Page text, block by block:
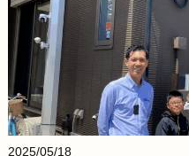
2025/05/18